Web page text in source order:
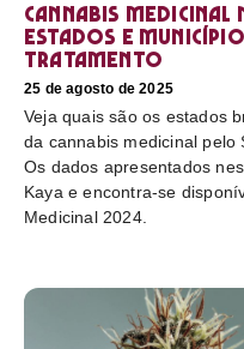
Cannabis medicinal
estados e
tratamento
25 de agosto de 2025
Veja quais são os estados
da cannabis medicinal pelo
Os dados apresentados
Kaya e encontra-se
Medicinal 2024.